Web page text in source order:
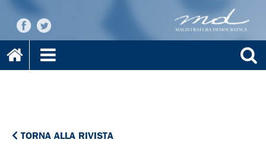
TORNA ALLA RIVISTA